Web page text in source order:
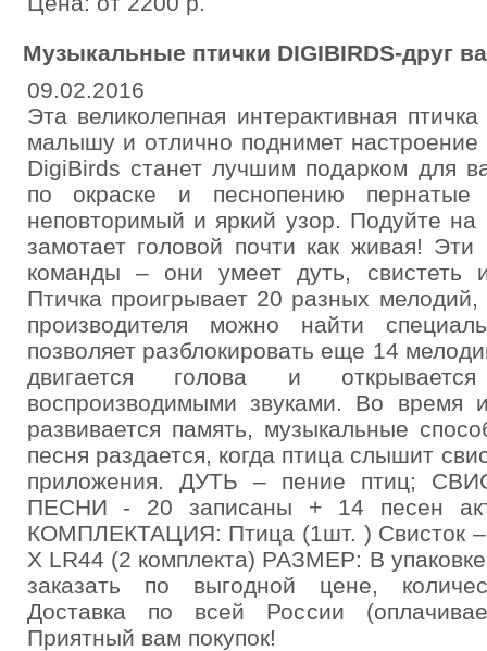
Музыкальные птички DIGIBIRDS-друг
09.02.2016
Эта великолепная интерактивная
малышу и отлично поднимет
DigiBirds станет лучшим подарком для
по окраске и песнопению
неповторимый и яркий узор. Подуйте на
замотает головой почти как живая!
команды – они умеет дуть, свистеть
Птичка проигрывает 20 разных
производителя можно найти
позволяет разблокировать еще 14
двигается голова и
воспроизводимыми звуками. Во
развивается память, музыкальные
песня раздается, когда птица слышит
приложения. ДУТЬ – пение птиц;
ПЕСНИ - 20 записаны + 14 песен
КОМПЛЕКТАЦИЯ: Птица (1шт. ) Свисток –
X LR44 (2 комплекта) РАЗМЕР: В
заказать по выгодной цене,
Доставка по всей России
Приятный вам покупок!